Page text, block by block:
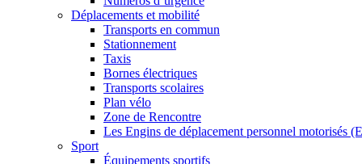
Déplacements et mobilité
Transports en commun
Stationnement
Taxis
Bornes électriques
Transports scolaires
Plan vélo
Zone de Rencontre
Les Engins de déplacement personnel motorisés
Sport
Équipements sportifs